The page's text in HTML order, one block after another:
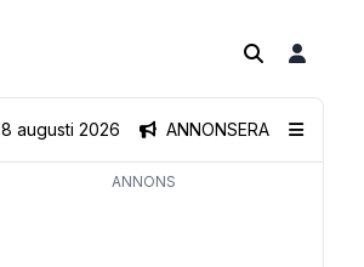
ANNONSERA
8 augusti 2026
ANNONS